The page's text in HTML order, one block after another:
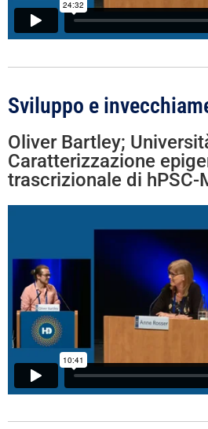
Sviluppo e
Oliver Bartley;
Caratterizzazione
trascrizionale di hPSC-